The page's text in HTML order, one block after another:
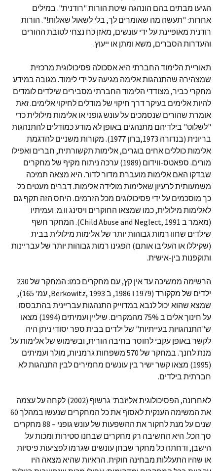
הגיעו מבתים בהם הונהגה שיטת הורות "רודנית". במילים
אחרות: "תעשה מה שאומרים לך, בלי לשאול שאלות!". הורות
רודנית מאופיינת על ידי עונשים, מאזן כח נצחי לטובת ההורים
והעדרות הסברים, משא ומתן או ייעוץ.
תאוריית הלימוד החברתי היא אסכולה פסיכולוגית מרכזית
שמצהירה שהתנהגות אלימה מגיעה על ידי לימוד. מגובה במידע
מחקרי כביר, מצודדי הלימוד החברתי מסבירים שילדים לומדים
להיות אלימים בעיקר דרך חיקוי של מודלים לחיקוי אלימים. זאת
אומרת שהורים שנסמכים על עונש גופני או אלימות מילולית כדי
"לשלוט" בילדיהם מתנהגים באופן לא מודע כמודלים להתנהגות
בריונית (בנדורה 1973,ברון 1977). מקורות משניים להדגמת
אלימות כוללים אחים בוגרים, אלימות תקשורתית, חברים ואפילו
מורים. ספאטס-ווידום (1989) ערכה ניתוח מקיף של מחקרים
שבדקו האם אלימות מועברת מדור לדור. היא מצאה תמיכה
משמעותית לרעיון שאלימות מולידה אלימות. דברים מעטים כל
כך מוסכמים על ידי פסיכולוגים מכל הזרמים. היחס הזה תקף גם
לאלימות מילולית, כמו שמצאו החוקרים ויסינג וו.מ. ועמיתיו
(מאמר ב Child Abuse and Neglect, 1991). המחקר חשף
שילדים שחוו רמות גבוהות יותר של אלימות מילולית בבית
(שקיללו או העליבו אותם) הפגינו רמות גבוהות יותר של עבריינות
ותוקפנות בין-אישית.
הרשימה ממשיכה עד אין קץ, עם מחקרים כמו: המחקר של 230
ילדים של מקקורד (1979 ו 1986, ב Berkowitz, 1993, עמ' 165),
שמצא שהוא יכול לנבא במדוייק התנהגות עבריינית בהתבססו
על חינוך אלים ב 75% מהמקרים. שיליין ועמיתים (1994) מצאו
ש"התנהגויות בעייתיות" של ילדים בבית ספר יסודי ניתן היה
לקשר באופן עקבי לחוסר בחיבה הורית, ובשימוש של אלימות על
מנת לחנך. במחקר של 570 משפחות גרמניות, מולר ועמיתים
(1995) מצאו קשר ישיר בין עונשים מחמירים לבין התנהגות לא
חברתית בילדים.
לאחרונה, הפסיכולוגית אליזבת' גרשוף (2002) לקחה על עצמה
את המשימה הענקית לאסוף את כל המחקרים שנעשו במהלך 60
שנים על מנת לחקור את ההשפעות של עונש גופני – 88 מחקרים
סך הכל. היא החשיבה רק מחקרים שבחנו סטירות ומכות על
הישבן, ודחתה כל מחקר שבחן עונשים שגרמו לפציעות פיסיות
או שהיו התעללות מבחינה חוקית. הראיות שהיא מצאה היו